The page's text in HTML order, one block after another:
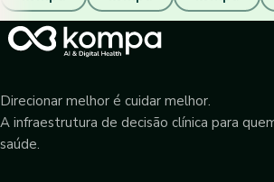
Direcionar melhor é cuidar melhor.
A infraestrutura de decisão clínica para
saúde.